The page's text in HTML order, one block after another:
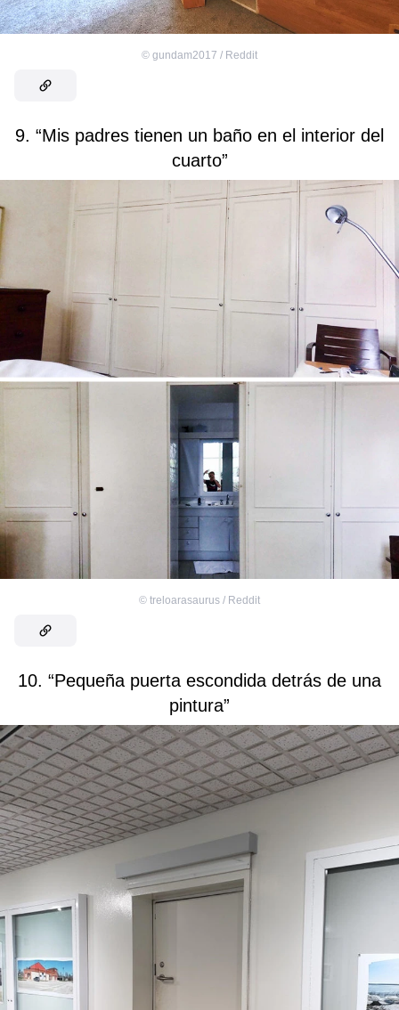
© gundam2017 / Reddit
9. “Mis padres tienen un baño en el interior del
cuarto”
© treloarasaurus / Reddit
10. “Pequeña puerta escondida detrás de una
pintura”